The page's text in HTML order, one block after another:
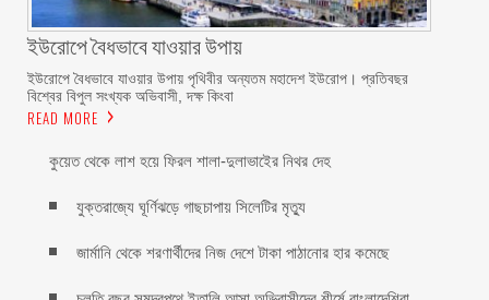
ইউরোপে বৈধভাবে যাওয়ার উপায়
ইউরোপে বৈধভাবে যাওয়ার উপায় পৃথিবীর অন্যতম মহাদেশ ইউরোপ। প্রতিবছর
বিশ্বের বিপুল সংখ্যক অভিবাসী, দক্ষ কিংবা
READ MORE
কুয়েত থেকে লাশ হয়ে ফিরল শালা-দুলাভাইের নিথর দেহ
যুক্তরাজ্যে ঘূর্ণিঝড়ে গাছচাপায় সিলেটির মৃত্যু
জার্মানি থেকে শরণার্থীদের নিজ দেশে টাকা পাঠানোর হার কমেছে